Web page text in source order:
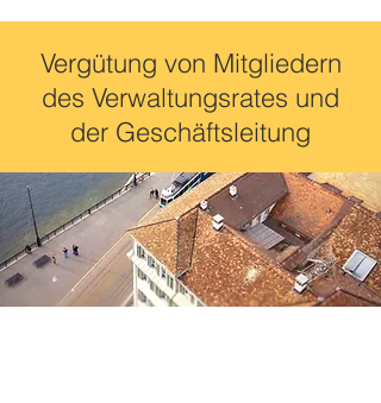
Vergütung von Mitgliedern
des Verwaltungsrates und
der Geschäftsleitung